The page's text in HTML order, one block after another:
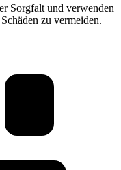
Sorgfalt und verwenden
zu vermeiden.